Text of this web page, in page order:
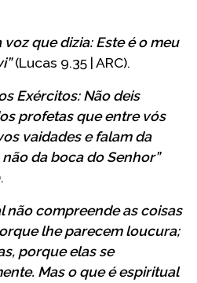
voz que dizia: Este é o meu
(Lucas 9.35 | ARC).
Exércitos: Não deis
profetas que entre vós
vaidades e falam da
da boca do Senhor”
não compreende as coisas
lhe parecem loucura;
porque elas se
Mas o que é espiritual